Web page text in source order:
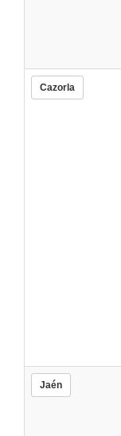
Cazorla
Jaén